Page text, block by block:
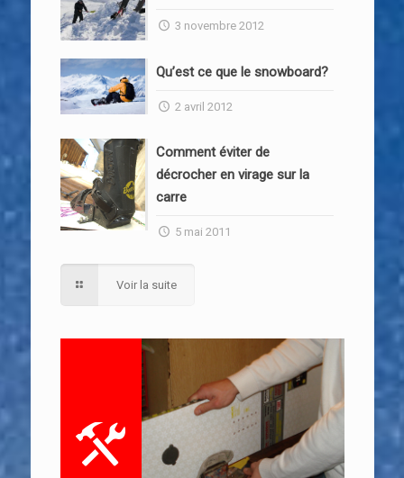
3 novembre 2012
Qu’est ce que le snowboard?
2 avril 2012
Comment éviter de
décrocher en virage sur la
carre
5 mai 2011
Voir la suite